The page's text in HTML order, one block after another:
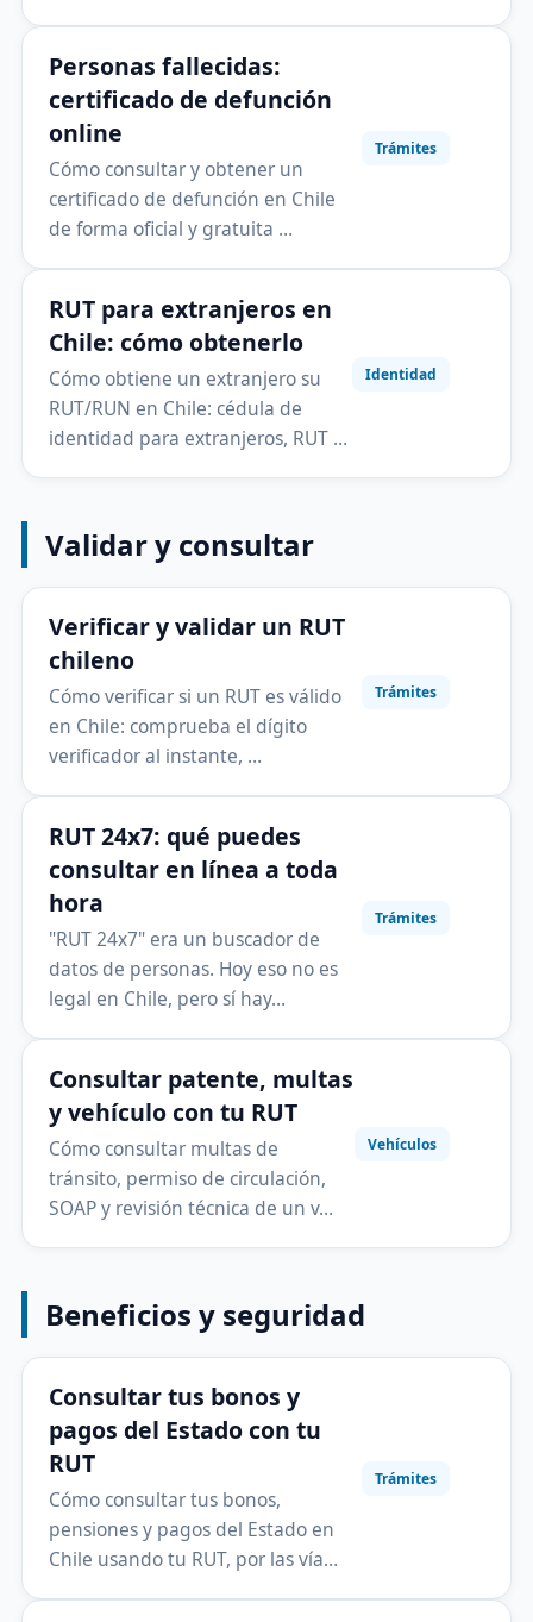
Personas fallecidas:
certificado de defunción
online
Cómo consultar y obtener un
certificado de defunción en Chile
de forma oficial y gratuita …
Trámites
RUT para extranjeros en
Chile: cómo obtenerlo
Cómo obtiene un extranjero su
RUT/RUN en Chile: cédula de
identidad para extranjeros, RUT …
Identidad
Validar y consultar
Verificar y validar un RUT
chileno
Cómo verificar si un RUT es válido
en Chile: comprueba el dígito
verificador al instante, …
Trámites
RUT 24x7: qué puedes
consultar en línea a toda
hora
"RUT 24x7" era un buscador de
datos de personas. Hoy eso no es
legal en Chile, pero sí hay…
Trámites
Consultar patente, multas
y vehículo con tu RUT
Cómo consultar multas de
tránsito, permiso de circulación,
SOAP y revisión técnica de un v…
Vehículos
Beneficios y seguridad
Consultar tus bonos y
pagos del Estado con tu
RUT
Cómo consultar tus bonos,
pensiones y pagos del Estado en
Chile usando tu RUT, por las vía…
Trámites